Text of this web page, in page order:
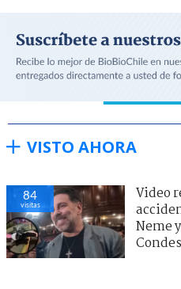
VISTO AHORA
84
visitas
Video
Neme
Condes